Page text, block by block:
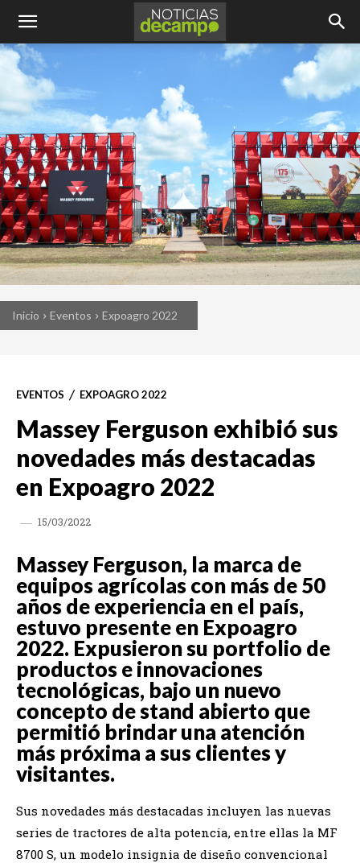
Inicio Eventos Expoagro 2022
EVENTOS EXPOAGRO 2022
Massey Ferguson exhibió sus
novedades más destacadas
en Expoagro 2022
15/03/2022
Massey Ferguson, la marca de
equipos agrícolas con más de 50
años de experiencia en el país,
estuvo presente en Expoagro
2022. Expusieron su portfolio de
productos e innovaciones
tecnológicas, bajo un nuevo
concepto de stand abierto que
permitió brindar una atención
más próxima a sus clientes y
visitantes.
Sus novedades más destacadas incluyen las nuevas
series de tractores de alta potencia, entre ellas la MF
8700 S, un modelo insignia de diseño convencional